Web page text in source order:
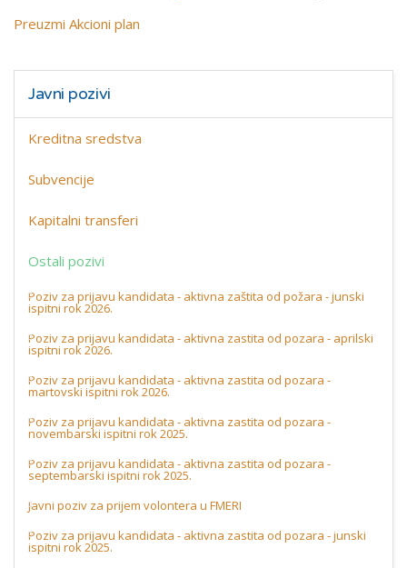
Preuzmi Akcioni plan
Javni pozivi
Kreditna sredstva
Subvencije
Kapitalni transferi
Ostali pozivi
Poziv za prijavu kandidata - aktivna zaštita od požara - junski
ispitni rok 2026.
Poziv za prijavu kandidata - aktivna zastita od pozara - aprilski
ispitni rok 2026.
Poziv za prijavu kandidata - aktivna zastita od pozara -
martovski ispitni rok 2026.
Poziv za prijavu kandidata - aktivna zastita od pozara -
novembarski ispitni rok 2025.
Poziv za prijavu kandidata - aktivna zastita od pozara -
septembarski ispitni rok 2025.
Javni poziv za prijem volontera u FMERI
Poziv za prijavu kandidata - aktivna zastita od pozara - junski
ispitni rok 2025.